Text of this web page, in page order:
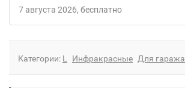
7 августа 2026
Бесплатно
Категории: L Инфракрасные Для гаража